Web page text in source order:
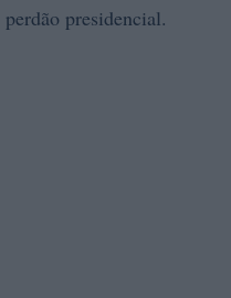
presidencial.